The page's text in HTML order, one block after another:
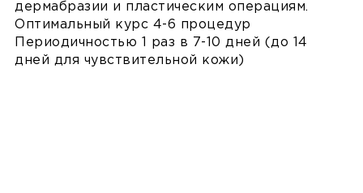
дермабразии и пластическим операциям.
Оптимальный курс 4-6 процедур
Периодичностью 1 раз в 7-10 дней (до 14
дней для чувствительной кожи)